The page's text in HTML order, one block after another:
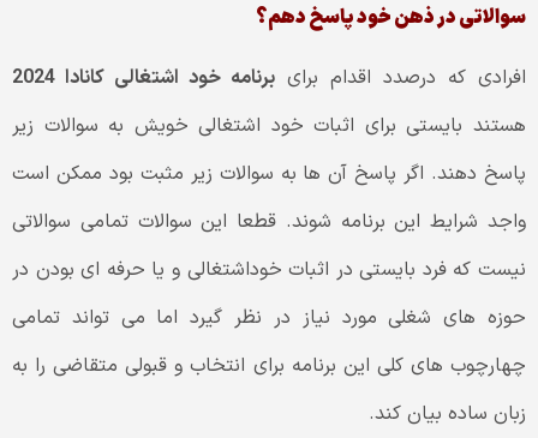
سوالاتی در ذهن خود پاسخ دهم؟
افرادی که درصدد اقدام برای برنامه خود اشتغالی کانادا 2024
هستند بایستی برای اثبات خود اشتغالی خویش به سوالات زیر
پاسخ دهند. اگر پاسخ آن ها به سوالات زیر مثبت بود ممکن است
واجد شرایط این برنامه شوند. قطعا این سوالات تمامی سوالاتی
نیست که فرد بایستی در اثبات خوداشتغالی و یا حرفه ای بودن در
حوزه های شغلی مورد نیاز در نظر گیرد اما می تواند تمامی
چهارچوب های کلی این برنامه برای انتخاب و قبولی متقاضی را به
زبان ساده بیان کند.